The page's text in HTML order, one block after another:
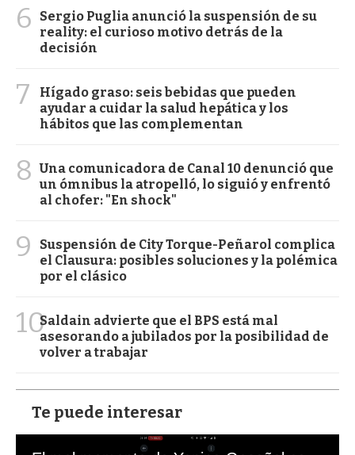
6
Sergio Puglia anunció la suspensión de su
reality: el curioso motivo detrás de la
decisión
7
Hígado graso: seis bebidas que pueden
ayudar a cuidar la salud hepática y los
hábitos que las complementan
8 Una comunicadora de Canal 10 denunció que
un ómnibus la atropelló, lo siguió y enfrentó
al chofer: "En shock"
9
Suspensión de City Torque-Peñarol complica
el Clausura: posibles soluciones y la polémica
por el clásico
10Saldain advierte que el BPS está mal
asesorando a jubilados por la posibilidad de
volver a trabajar
Te puede interesar